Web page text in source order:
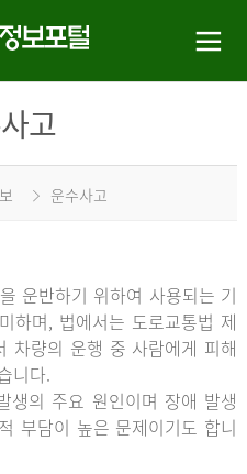
고
운수사고
운반하기 위하여 사용되는 기
하며, 법에서는 도로교통법 제
차량의 운행 중 사람에게 피해
니다.
생의 주요 원인이며 장애 발생
부담이 높은 문제이기도 합니